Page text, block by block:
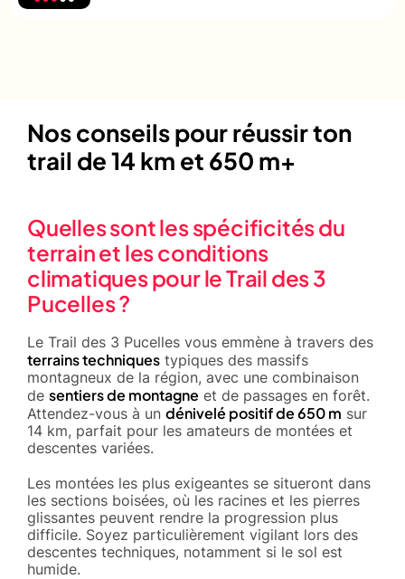
Nos conseils pour réussir ton
trail de 14 km et 650 m+
Quelles sont les spécificités du
terrain et les conditions
climatiques pour le Trail des 3
Pucelles ?
Le Trail des 3 Pucelles vous emmène à travers des
terrains techniques typiques des massifs
montagneux de la région, avec une combinaison
de sentiers de montagne et de passages en forêt.
Attendez-vous à un dénivelé positif de 650 m sur
14 km, parfait pour les amateurs de montées et
descentes variées.
Les montées les plus exigeantes se situeront dans
les sections boisées, où les racines et les pierres
glissantes peuvent rendre la progression plus
difficile. Soyez particulièrement vigilant lors des
descentes techniques, notamment si le sol est
humide.